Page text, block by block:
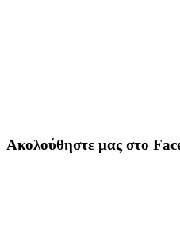
Ακολούθηστε μας στο